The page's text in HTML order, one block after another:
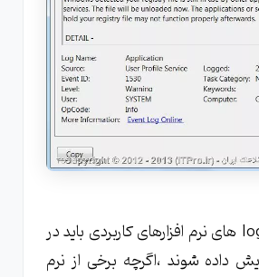
معمولا کلیه ی log های نرم افزارهای کاربردی باید در
داده شوند ،اگرچه برخی از نرم